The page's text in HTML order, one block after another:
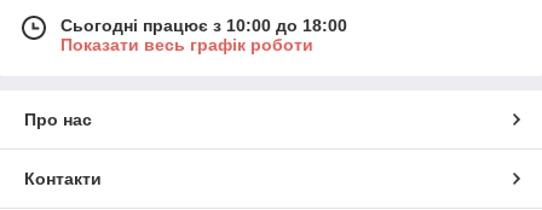
Сьогодні працює з 10:00 до 18:00
Показати весь графік роботи
Про нас
Контакти